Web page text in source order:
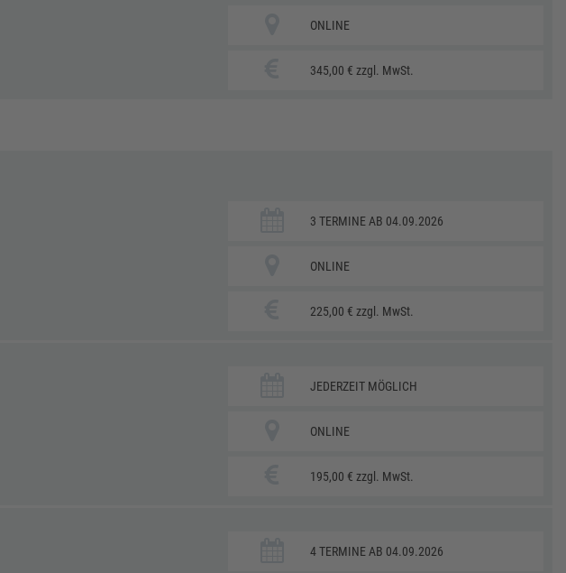
ONLINE
345,00 € zzgl. MwSt.
3 TERMINE AB 04.09.2026
ONLINE
225,00 € zzgl. MwSt.
JEDERZEIT MÖGLICH
ONLINE
195,00 € zzgl. MwSt.
4 TERMINE AB 04.09.2026